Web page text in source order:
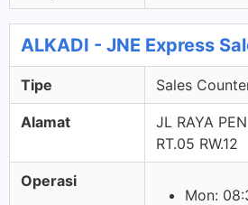
ALKADI - JNE Express
Tipe Sales
Alamat
JL RAYA
RT.05 RW.12
Operasi
Mon: